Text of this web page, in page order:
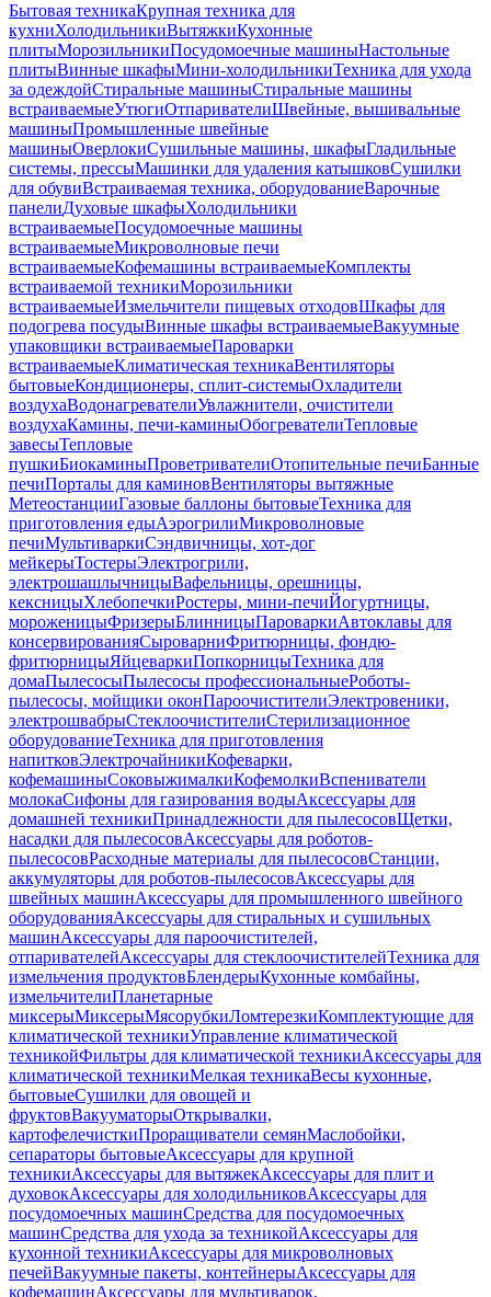
Бытовая техникаКрупная техника для
кухниХолодильникиВытяжкиКухонные
плитыМорозильникиПосудомоечные машиныНастольные
плитыВинные шкафыМини-холодильникиТехника для ухода
за одеждойСтиральные машиныСтиральные машины
встраиваемыеУтюгиОтпаривателиШвейные, вышивальные
машиныПромышленные швейные
машиныОверлокиСушильные машины, шкафыГладильные
системы, прессыМашинки для удаления катышковСушилки
для обувиВстраиваемая техника, оборудованиеВарочные
панелиДуховые шкафыХолодильники
встраиваемыеПосудомоечные машины
встраиваемыеМикроволновые печи
встраиваемыеКофемашины встраиваемыеКомплекты
встраиваемой техникиМорозильники
встраиваемыеИзмельчители пищевых отходовШкафы для
подогрева посудыВинные шкафы встраиваемыеВакуумные
упаковщики встраиваемыеПароварки
встраиваемыеКлиматическая техникаВентиляторы
бытовыеКондиционеры, сплит-системыОхладители
воздухаВодонагревателиУвлажнители, очистители
воздухаКамины, печи-каминыОбогревателиТепловые
завесыТепловые
пушкиБиокаминыПроветривателиОтопительные печиБанные
печиПорталы для каминовВентиляторы вытяжные
МетеостанцииГазовые баллоны бытовыеТехника для
приготовления едыАэрогрилиМикроволновые
печиМультиваркиСэндвичницы, хот-дог
мейкерыТостерыЭлектрогрили,
электрошашлычницыВафельницы, орешницы,
кексницыХлебопечкиРостеры, мини-печиЙогуртницы,
мороженицыФризерыБлинницыПароваркиАвтоклавы для
консервированияСыроварниФритюрницы, фондю-
фритюрницыЯйцеваркиПопкорницыТехника для
домаПылесосыПылесосы профессиональныеРоботы-
пылесосы, мойщики оконПароочистителиЭлектровеники,
электрошвабрыСтеклоочистителиСтерилизационное
оборудованиеТехника для приготовления
напитковЭлектрочайникиКофеварки,
кофемашиныСоковыжималкиКофемолкиВспениватели
молокаСифоны для газирования водыАксессуары для
домашней техникиПринадлежности для пылесосовЩетки,
насадки для пылесосовАксессуары для роботов-
пылесосовРасходные материалы для пылесосовСтанции,
аккумуляторы для роботов-пылесосовАксессуары для
швейных машинАксессуары для промышленного швейного
оборудованияАксессуары для стиральных и сушильных
машинАксессуары для пароочистителей,
отпаривателейАксессуары для стеклоочистителейТехника для
измельчения продуктовБлендерыКухонные комбайны,
измельчителиПланетарные
миксерыМиксерыМясорубкиЛомтерезкиКомплектующие для
климатической техникиУправление климатической
техникойФильтры для климатической техникиАксессуары для
климатической техникиМелкая техникаВесы кухонные,
бытовыеСушилки для овощей и
фруктовВакууматорыОткрывалки,
картофелечисткиПроращиватели семянМаслобойки,
сепараторы бытовыеАксессуары для крупной
техникиАксессуары для вытяжекАксессуары для плит и
духовокАксессуары для холодильниковАксессуары для
посудомоечных машинСредства для посудомоечных
машинСредства для ухода за техникойАксессуары для
кухонной техникиАксессуары для микроволновых
печейВакуумные пакеты, контейнерыАксессуары для
кофемашинАксессуары для мультиварок,